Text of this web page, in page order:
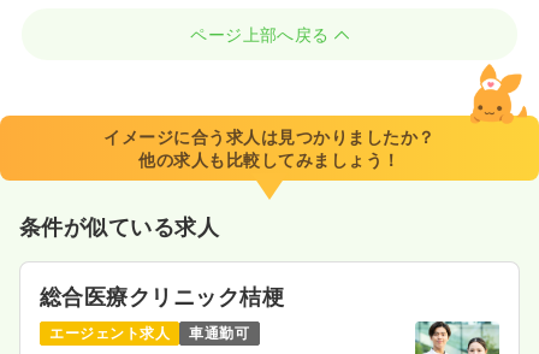
ページ上部へ戻る
イメージに合う求人は見つかりましたか？
他の求人も比較してみましょう！
条件が似ている求人
総合医療クリニック桔梗
エージェント求人
車通勤可